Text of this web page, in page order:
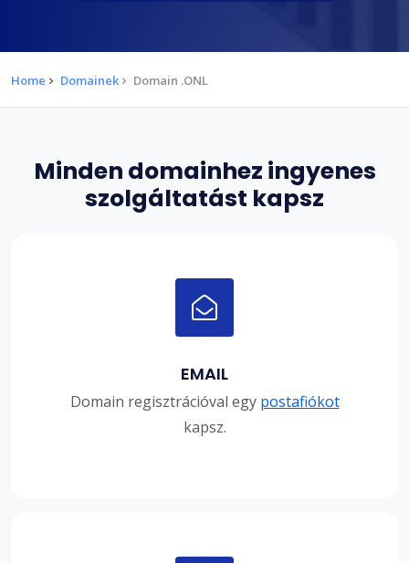
Home Domainek Domain .ONL
Minden domainhez ingyenes
szolgáltatást kapsz
EMAIL
Domain regisztrációval egy postafiókot
kapsz.